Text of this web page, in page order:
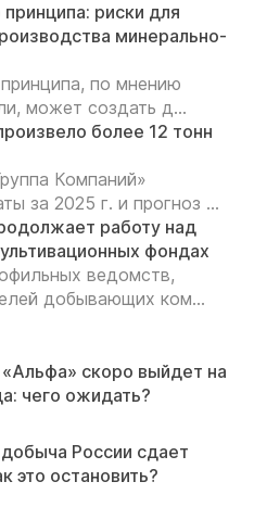
риски для
минерально-
по мнению
может создать д...
более 12 тонн
Компаний»
за 2025 г. и прогноз ...
работу над
фондах
ведомств,
добывающих ком...
скоро выйдет на
чего ожидать?
России сдает
это остановить?